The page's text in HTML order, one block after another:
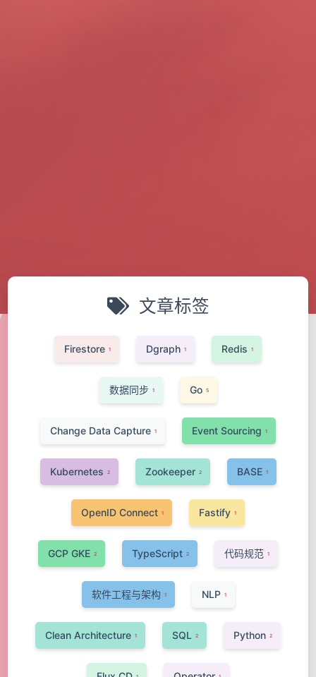
文章标签
Firestore 1 Dgraph 1 Redis 1
数据同步 1 Go 5
Change Data Capture 1 Event Sourcing 1
Kubernetes 2 Zookeeper 2 BASE 1
OpenID Connect 1 Fastify 1
GCP GKE 2 TypeScript 2 代码规范 1
软件工程与架构 1 NLP 1
Clean Architecture 1 SQL 2 Python 2